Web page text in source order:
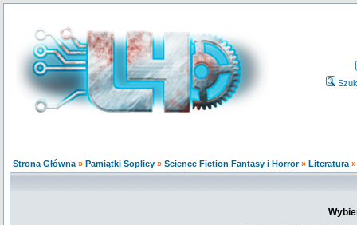
Strona Główna » Pamiątki Soplicy » Science Fiction Fantasy i Horror» Literatura